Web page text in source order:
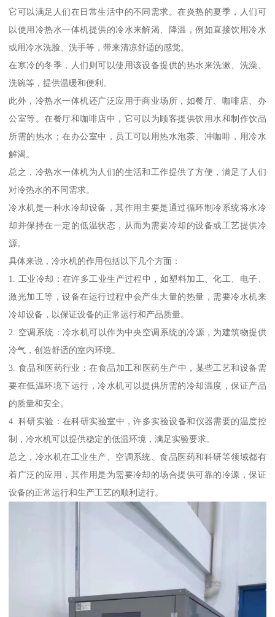
它可以满足人们在日常生活中的不同需求。在炎热的夏季，人们可
以使用冷热水一体机提供的冷水来解渴、降温，例如直接饮用冷水
或用冷水洗脸、洗手等，带来清凉舒适的感觉。
在寒冷的冬季，人们则可以使用该设备提供的热水来洗漱、洗澡、
洗碗等，提供温暖和便利。
此外，冷热水一体机还广泛应用于商业场所，如餐厅、咖啡店、办
公室等。在餐厅和咖啡店中，它可以为顾客提供饮用水和制作饮品
所需的热水；在办公室中，员工可以用热水泡茶、冲咖啡，用冷水
解渴。
总之，冷热水一体机为人们的生活和工作提供了方便，满足了人们
对冷热水的不同需求。
冷水机是一种水冷却设备，其作用主要是通过循环制冷系统将水冷
却并保持在一定的低温状态，从而为需要冷却的设备或工艺提供冷
源。
具体来说，冷水机的作用包括以下几个方面：
1. 工业冷却：在许多工业生产过程中，如塑料加工、化工、电子、
激光加工等，设备在运行过程中会产生大量的热量，需要冷水机来
冷却设备，以保证设备的正常运行和产品质量。
2. 空调系统：冷水机可以作为中央空调系统的冷源，为建筑物提供
冷气，创造舒适的室内环境。
3. 食品和医药行业：在食品加工和医药生产中，某些工艺和设备需
要在低温环境下运行，冷水机可以提供所需的冷却温度，保证产品
的质量和安全。
4. 科研实验：在科研实验室中，许多实验设备和仪器需要的温度控
制，冷水机可以提供稳定的低温环境，满足实验要求。
总之，冷水机在工业生产、空调系统、食品医药和科研等领域都有
着广泛的应用，其作用是为需要冷却的场合提供可靠的冷源，保证
设备的正常运行和生产工艺的顺利进行。